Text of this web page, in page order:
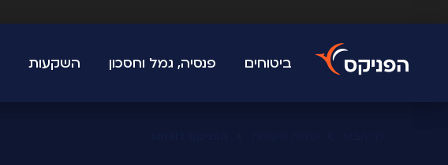
ביטוחים פנסיה, גמל וחסכון השקעות